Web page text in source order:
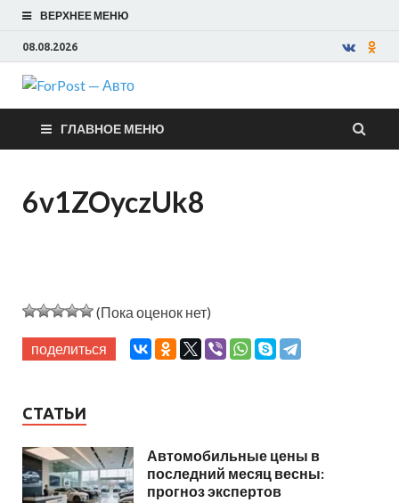
ВЕРХНЕЕ МЕНЮ
08.08.2026
ForPost —
Авто
ГЛАВНОЕ МЕНЮ
6v1ZOyczUk8
(Пока оценок нет)
поделиться
СТАТЬИ
Автомобильные цены в
последний месяц весны:
прогноз экспертов